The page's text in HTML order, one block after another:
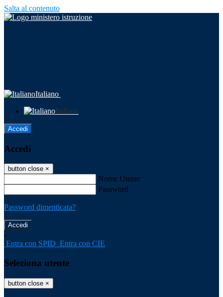
Salta al contenuto
Italiano
Italiano
Accedi
Accedi
button close ×
Nome Utente
Password
Password dimenticata?
-
Entra con SPID Entra con CIE
Seleziona utente
button close ×